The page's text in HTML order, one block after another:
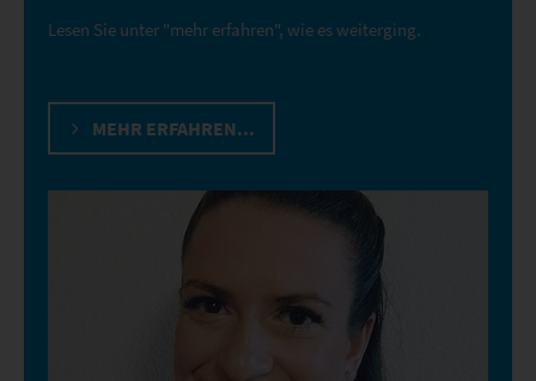
Lesen Sie unter "mehr erfahren", wie es weiterging.
MEHR ERFAHREN...